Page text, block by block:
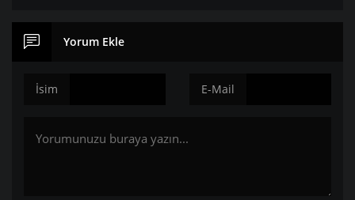
Yorum Ekle
İsim E-Mail